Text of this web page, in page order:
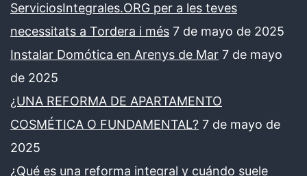
ServiciosIntegrales.ORG per a les teves
necessitats a Tordera i més 7 de mayo de 2025
Instalar Domótica en Arenys de Mar 7 de mayo
de 2025
¿UNA REFORMA DE APARTAMENTO
COSMÉTICA O FUNDAMENTAL? 7 de mayo de
2025
¿Qué es una reforma integral y cuándo suele